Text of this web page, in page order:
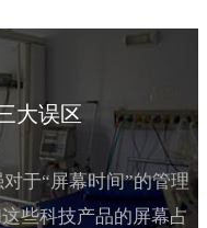
大误区
于“屏幕时间”的管理
些科技产品的屏幕占